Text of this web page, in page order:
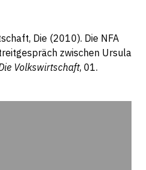
Die (2010). Die NFA
zwischen Ursula
Volkswirtschaft, 01.